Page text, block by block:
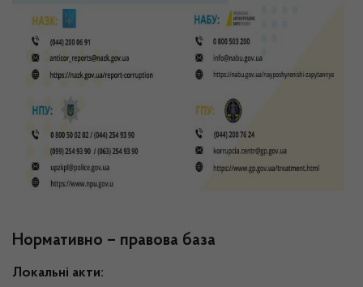
Нормативно – правова база
Локальні акти: